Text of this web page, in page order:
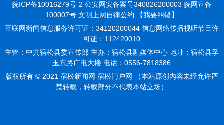
皖ICP备10016279号-2 公安网安备案号340826200003 皖网宣备
100007号 文明上网自律公约
【我要纠错】
互联网新闻信息服务许可证：34120200044 信息网络传播视听节目许
可证：112420010
主管：中共宿松县委宣传部 主办：宿松县融媒体中心 地址：宿松县孚
玉东路广电大楼 电话：0556-7818386
版权所有 © 2021 宿松新闻网 宿松门户网 （本站原创内容未经允许严
禁转载，转载部分不代表本站立场）